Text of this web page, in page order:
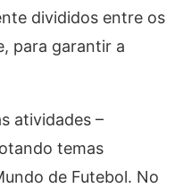
divididos entre os
para garantir a
atividades –
temas
de Futebol. No